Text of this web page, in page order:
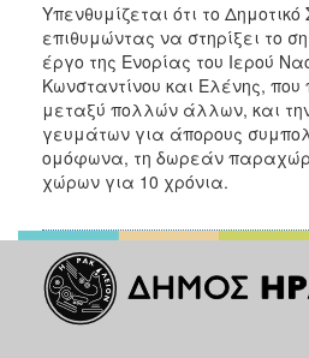
Υπενθυμίζεται ότι το
επιθυμώντας να στηρίξει το
έργο της Ενορίας του Ιερού
Κωνσταντίνου και Ελένης,
μεταξύ πολλών άλλων, και
γευμάτων για άπορους
ομόφωνα, τη δωρεάν
χώρων για 10 χρόνια.